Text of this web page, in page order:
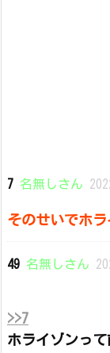
7 名無しさん
そのせいでホ
49 名無しさん
>>7
ホライゾンっ